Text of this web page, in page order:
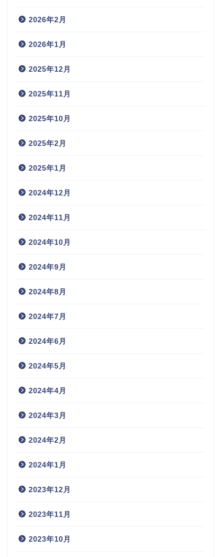
2026年2月
2026年1月
2025年12月
2025年11月
2025年10月
2025年2月
2025年1月
2024年12月
2024年11月
2024年10月
2024年9月
2024年8月
2024年7月
2024年6月
2024年5月
2024年4月
2024年3月
2024年2月
2024年1月
2023年12月
2023年11月
2023年10月